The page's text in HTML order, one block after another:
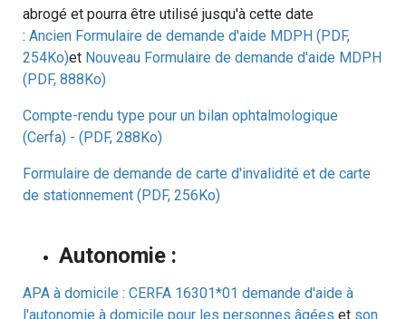
abrogé et pourra être utilisé jusqu'à cette date
: Ancien Formulaire de demande d'aide MDPH (PDF,
254Ko)et Nouveau Formulaire de demande d'aide MDPH
(PDF, 888Ko)
Compte-rendu type pour un bilan ophtalmologique
(Cerfa) - (PDF, 288Ko)
Formulaire de demande de carte d'invalidité et de carte
de stationnement (PDF, 256Ko)
Autonomie :
APA à domicile : CERFA 16301*01 demande d'aide à
l'autonomie à domicile pour les personnes âgées et son